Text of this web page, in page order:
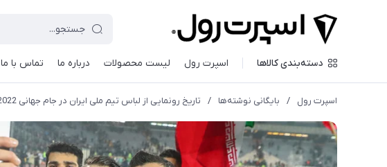
دسته‌بندی کالاها اسپرت رول لیست محصولات درباره ما تماس با ما
اسپرت رول / بایگانی نوشته‌ها / تاریخ رونمایی از لباس تیم ملی ایران در جام جهانی 2022 قطر